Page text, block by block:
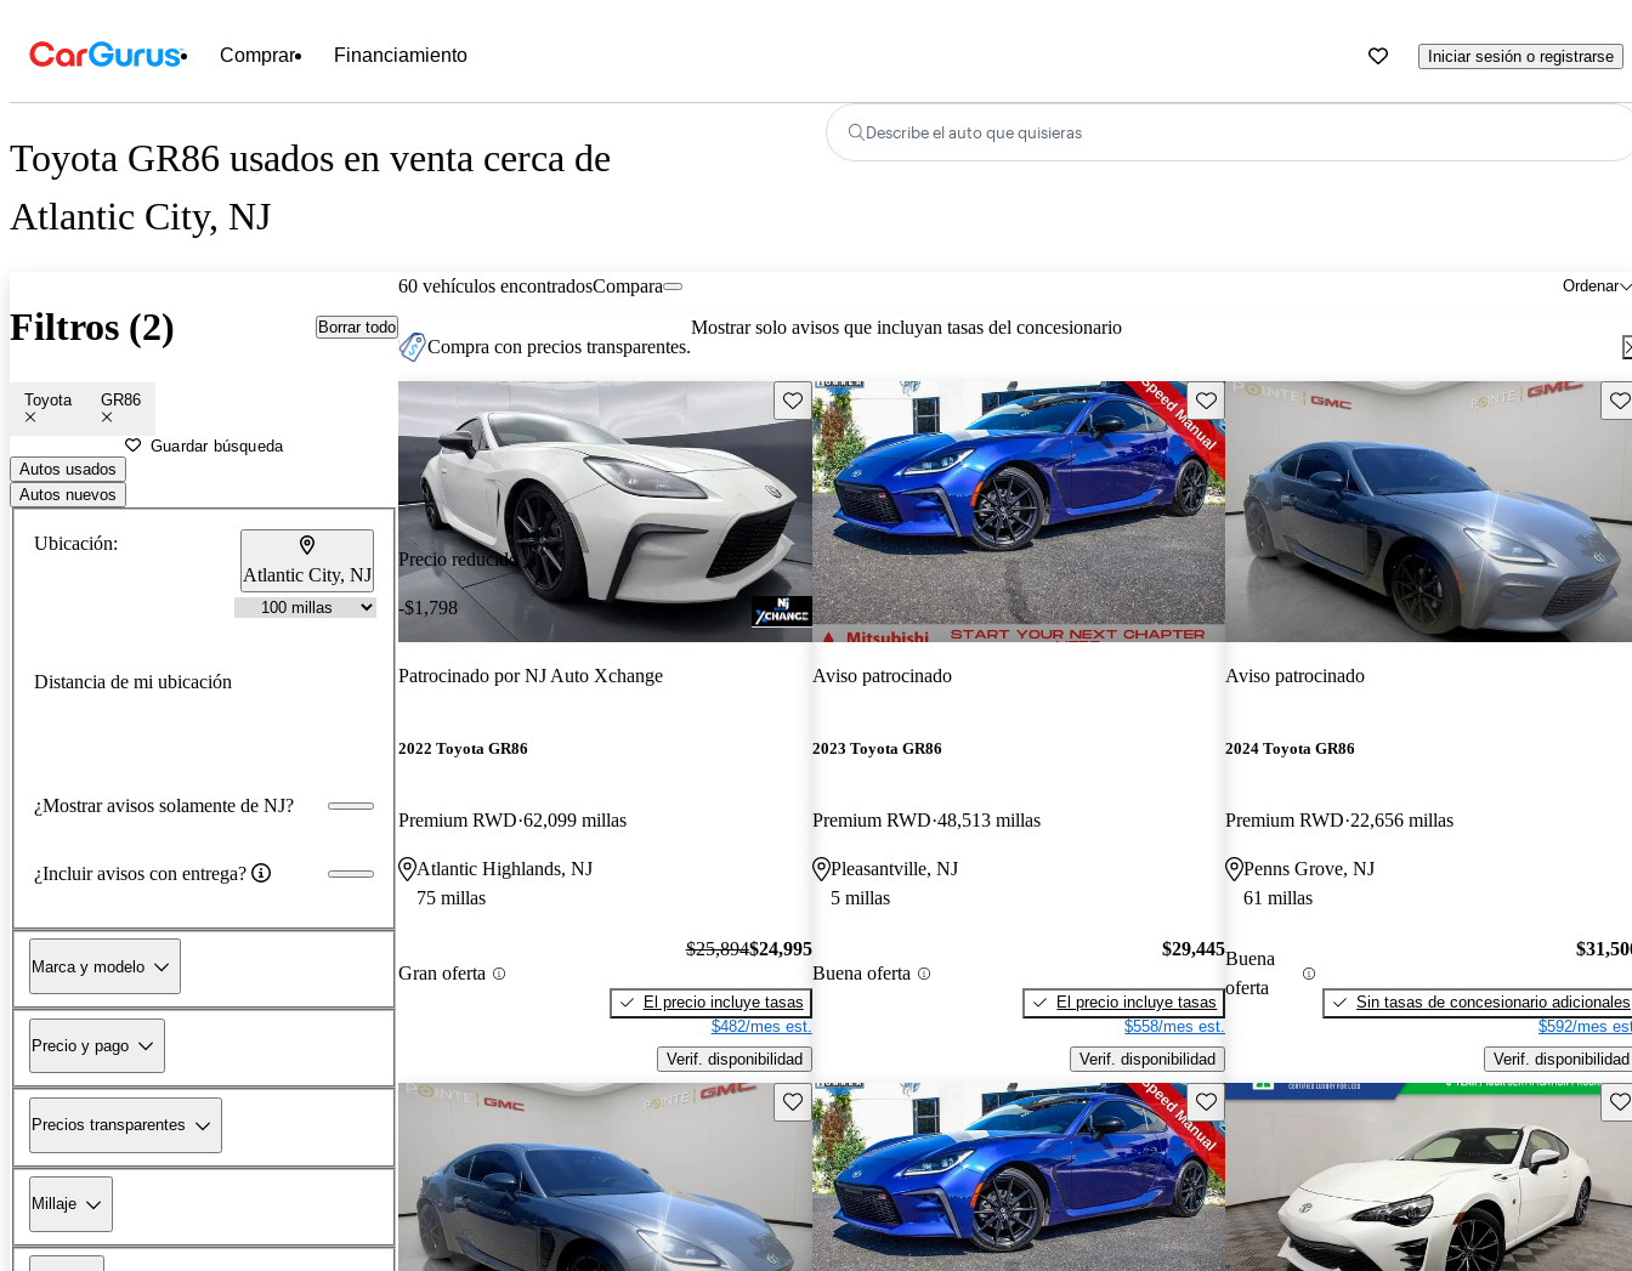
Comprar Financiamiento Iniciar sesión o registrarse
Toyota GR86 usados en venta cerca de
Atlantic City, NJ
Describe el auto que quisieras
Filtros (2) Borrar todo
Toyota GR86
Guardar búsqueda
Autos usados
Autos nuevos
Ubicación:
Atlantic City, NJ
Distancia de mi ubicación
¿Mostrar avisos solamente de NJ?
¿Incluir avisos con entrega?
Marca y modelo
Precio y pago
Precios transparentes
Millaje
60 vehículos encontrados Ordenar
Compara
Compra con precios transparentes.
Mostrar solo avisos que incluyan tasas del concesionario
Precio reducido
-$1,798
Guarda este Aviso
Patrocinado porNJ Auto Xchange
2022 Toyota GR86
Premium RWD 62,099 millas
Atlantic Highlands, NJ
75 millas
Gran oferta
$25,894$24,995
El precio incluye tasas
$482/mes est.
Verif. disponibilidad
Guarda este Aviso
Aviso patrocinado
2023 Toyota GR86
Premium RWD 48,513 millas
Pleasantville, NJ
5 millas
Buena oferta
$29,445
El precio incluye tasas
$558/mes est.
Verif. disponibilidad
Aviso patrocinado
2024 Toyota GR86
Premium RWD 22,656 millas
Penns Grove, NJ
61 millas
Buena
oferta
Sin tasas de concesionario adicionales
$592/mes
Verif. disponibilidad
Guarda este Aviso Guarda este Aviso